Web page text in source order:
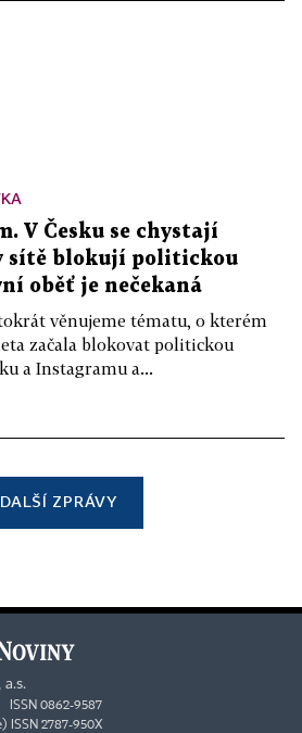
V Česku se chystají
sítě blokují politickou
oběť je nečekaná
věnujeme tématu, o kterém
začala blokovat politickou
a Instagramu a...
DALŠÍ ZPRÁVY
a.s.
ISSN 0862-9587
ISSN 2787-950X